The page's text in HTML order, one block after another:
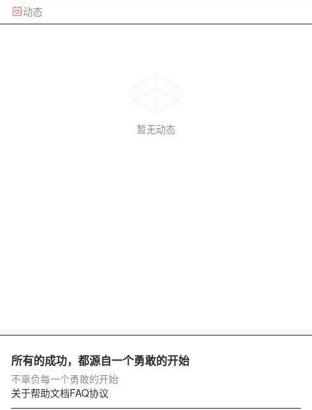
动态
暂无动态
所有的成功，都源自一个勇敢的开始
不辜负每一个勇敢的开始
关于帮助文档FAQ协议